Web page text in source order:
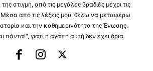
στιγμή, από τις μεγάλες βραδιές μέχρι τις
από τις λέξεις μου, θέλω να μεταφέρω
και την καθημερινότητα της Ένωσης.
πάντα!", γιατί η αγάπη αυτή δεν έχει όρια.